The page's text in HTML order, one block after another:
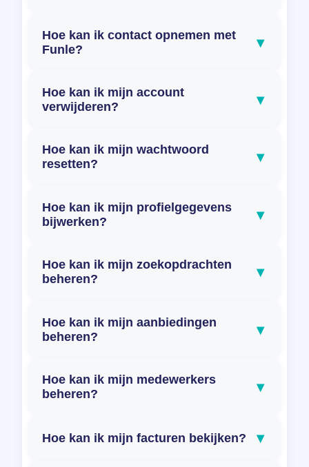
Hoe kan ik contact opnemen met
Funle?
▾
Hoe kan ik mijn account
verwijderen?
▾
Hoe kan ik mijn wachtwoord
resetten?
▾
Hoe kan ik mijn profielgegevens
bijwerken?
▾
Hoe kan ik mijn zoekopdrachten
beheren?
▾
Hoe kan ik mijn aanbiedingen
beheren?
▾
Hoe kan ik mijn medewerkers
beheren?
▾
Hoe kan ik mijn facturen bekijken? ▾